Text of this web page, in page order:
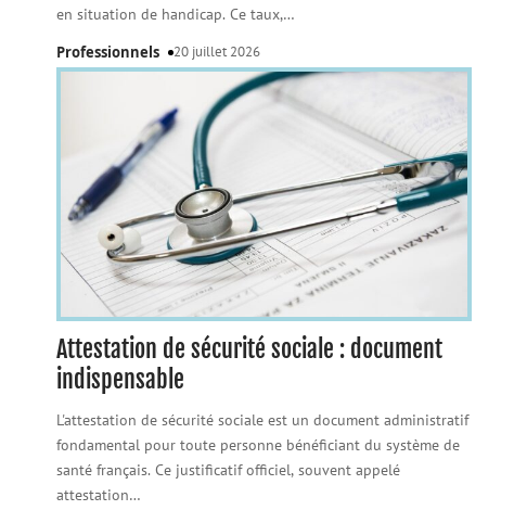
en situation de handicap. Ce taux,…
Professionnels
20 juillet 2026
Attestation de sécurité sociale : document
indispensable
L'attestation de sécurité sociale est un document administratif
fondamental pour toute personne bénéficiant du système de
santé français. Ce justificatif officiel, souvent appelé
attestation…